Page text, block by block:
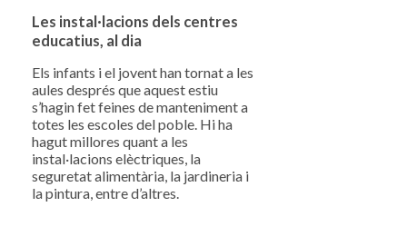
Les instal·lacions dels centres
educatius, al dia
Els infants i el jovent han tornat a les
aules després que aquest estiu
s’hagin fet feines de manteniment a
totes les escoles del poble. Hi ha
hagut millores quant a les
instal·lacions elèctriques, la
seguretat alimentària, la jardineria i
la pintura, entre d’altres.